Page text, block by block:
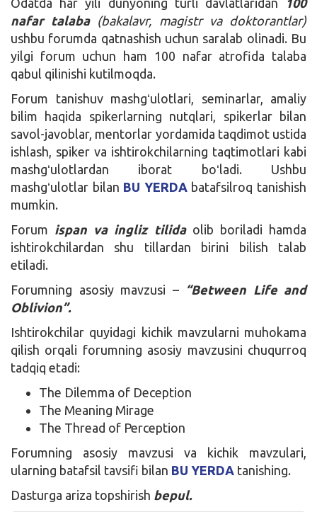
nafar talaba(bakalavr, magistr va doktorantlar)
ushbu forumda qatnashish uchun saralab olinadi. Bu
yilgi forum uchun ham 100 nafar atrofida talaba
qabul qilinishi kutilmoqda.
Forum tanishuv mashgʻulotlari, seminarlar, amaliy
bilim haqida spikerlarning nutqlari, spikerlar bilan
savol-javoblar, mentorlar yordamida taqdimot ustida
ishlash, spiker va ishtirokchilarning taqtimotlari kabi
mashgʻulotlardan iborat boʻladi. Ushbu
mashgʻulotlar bilan BU YERDA batafsilroq tanishish
mumkin.
Forum ispan va ingliz tilidaolib boriladi hamda
ishtirokchilardan shu tillardan birini bilish talab
etiladi.
Forumning asosiy mavzusi – “Between Life and
Oblivion”.
Ishtirokchilar quyidagi kichik mavzularni muhokama
qilish orqali forumning asosiy mavzusini chuqurroq
tadqiq etadi:
The Dilemma of Deception
The Meaning Mirage
The Thread of Perception
Forumning asosiy mavzusi va kichik mavzulari,
ularning batafsil tavsifi bilan BU YERDA tanishing.
Dasturga ariza topshirish bepul.